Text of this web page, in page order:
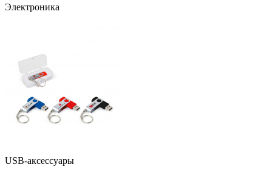
Электроника
USB-аксессуары